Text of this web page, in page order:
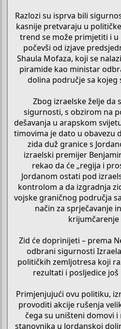
Razlozi su isprva bili
kasnije pretvaraju u
trend se može primjetiti i
počevši od izjave
Shaula Mofaza, koji se
piramide kao ministar
dolina područje sa kojeg
Zbog izraelske želje da
sigurnosti, s obzirom na
dešavanja u arapskom
timovima je dato u obavezu
zida duž granice s
izraelski premijer
rekao da će „regija i
Jordanom ostati pod
kontrolom a da izgradnja
vojske graničnog područja
način za sprječavanje
krijumčarenje
Zid će doprinijeti – prema
odbrani sigurnosti
političkih zemljotresa koji
rezultati i posljedice još
Primjenjujući ovu politiku,
provoditi akcije rušenja
čega su uništeni domovi
stanovnika u Jordanskoj